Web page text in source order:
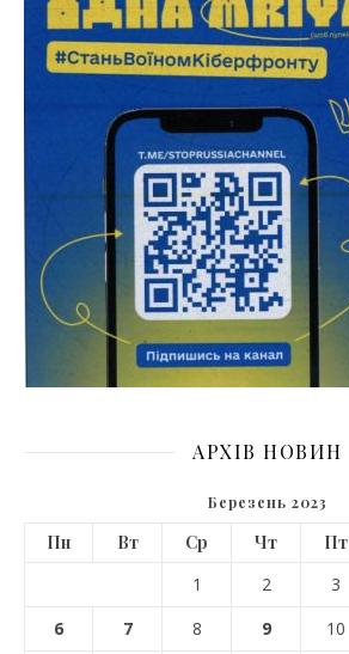
АРХІВ НОВИН
Березень 2023
Пн Вт Ср Чт Пт
1
2 3
6
7 8 9 10